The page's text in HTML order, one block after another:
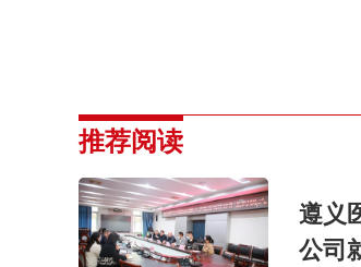
推荐阅读
遵义
公司